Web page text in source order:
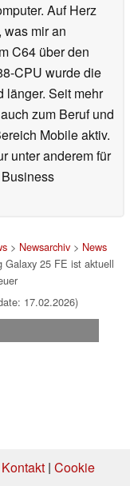
Auf Herz
mir an
C64 über den
CPU wurde die
länger. Seit mehr
zum Beruf und
Mobile aktiv.
unter anderem für
> Newsarchiv> News
Galaxy 25 FE ist aktuell
17.02.2026)
Kontakt| Cookie